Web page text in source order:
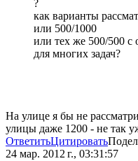
?
как варианты
или 500/1000
или тех же 500/500 c
для многих задач?
На улице я бы не
улицы даже 1200 - не так
ОтветитьЦитировать
24 мар. 2012 г., 03:31:57